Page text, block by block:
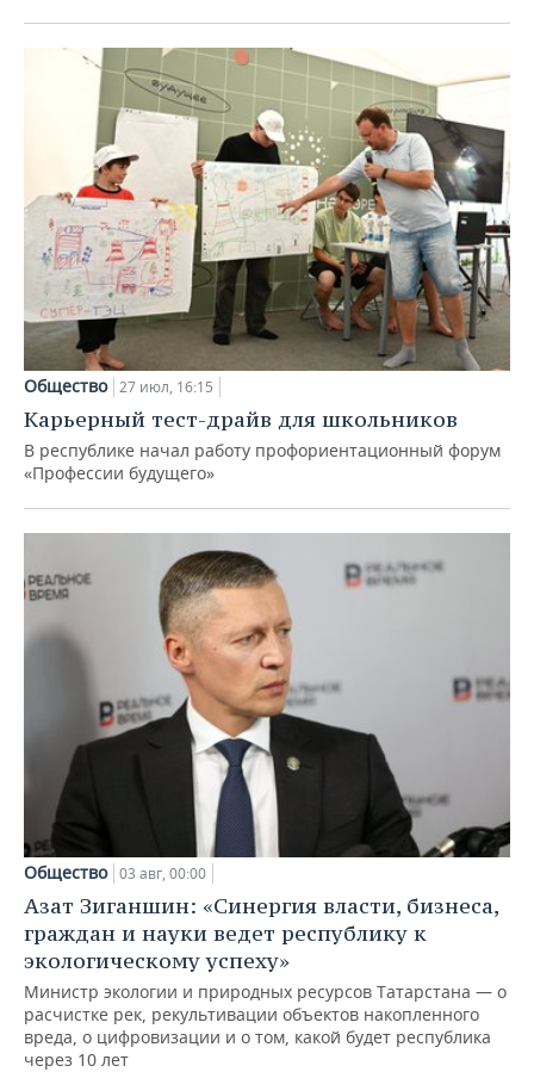
Общество 27 июл, 16:15
Карьерный тест-драйв для школьников
В республике начал работу профориентационный форум
«Профессии будущего»
Общество 03 авг, 00:00
Азат Зиганшин: «Синергия власти, бизнеса,
граждан и науки ведет республику к
экологическому успеху»
Министр экологии и природных ресурсов Татарстана — о
расчистке рек, рекультивации объектов накопленного
вреда, о цифровизации и о том, какой будет республика
через 10 лет